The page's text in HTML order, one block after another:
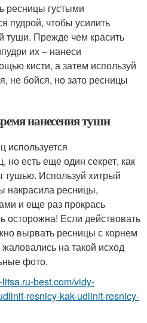
ресницы густыми
пудрой, чтобы усилить
туши. Прежде чем красить
их – нанеси
кисти, а затем используй
не бойся, но зато ресницы
нанесения туши
используется
но есть еще один секрет, как
тушью. Используй хитрый
накрасила ресницы,
и еще раз прокрась
осторожна! Если действовать
вырвать ресницы с корнем
на такой исход
фото.
best.com/vidy-
resnicy-kak-udlinit-resnicy-